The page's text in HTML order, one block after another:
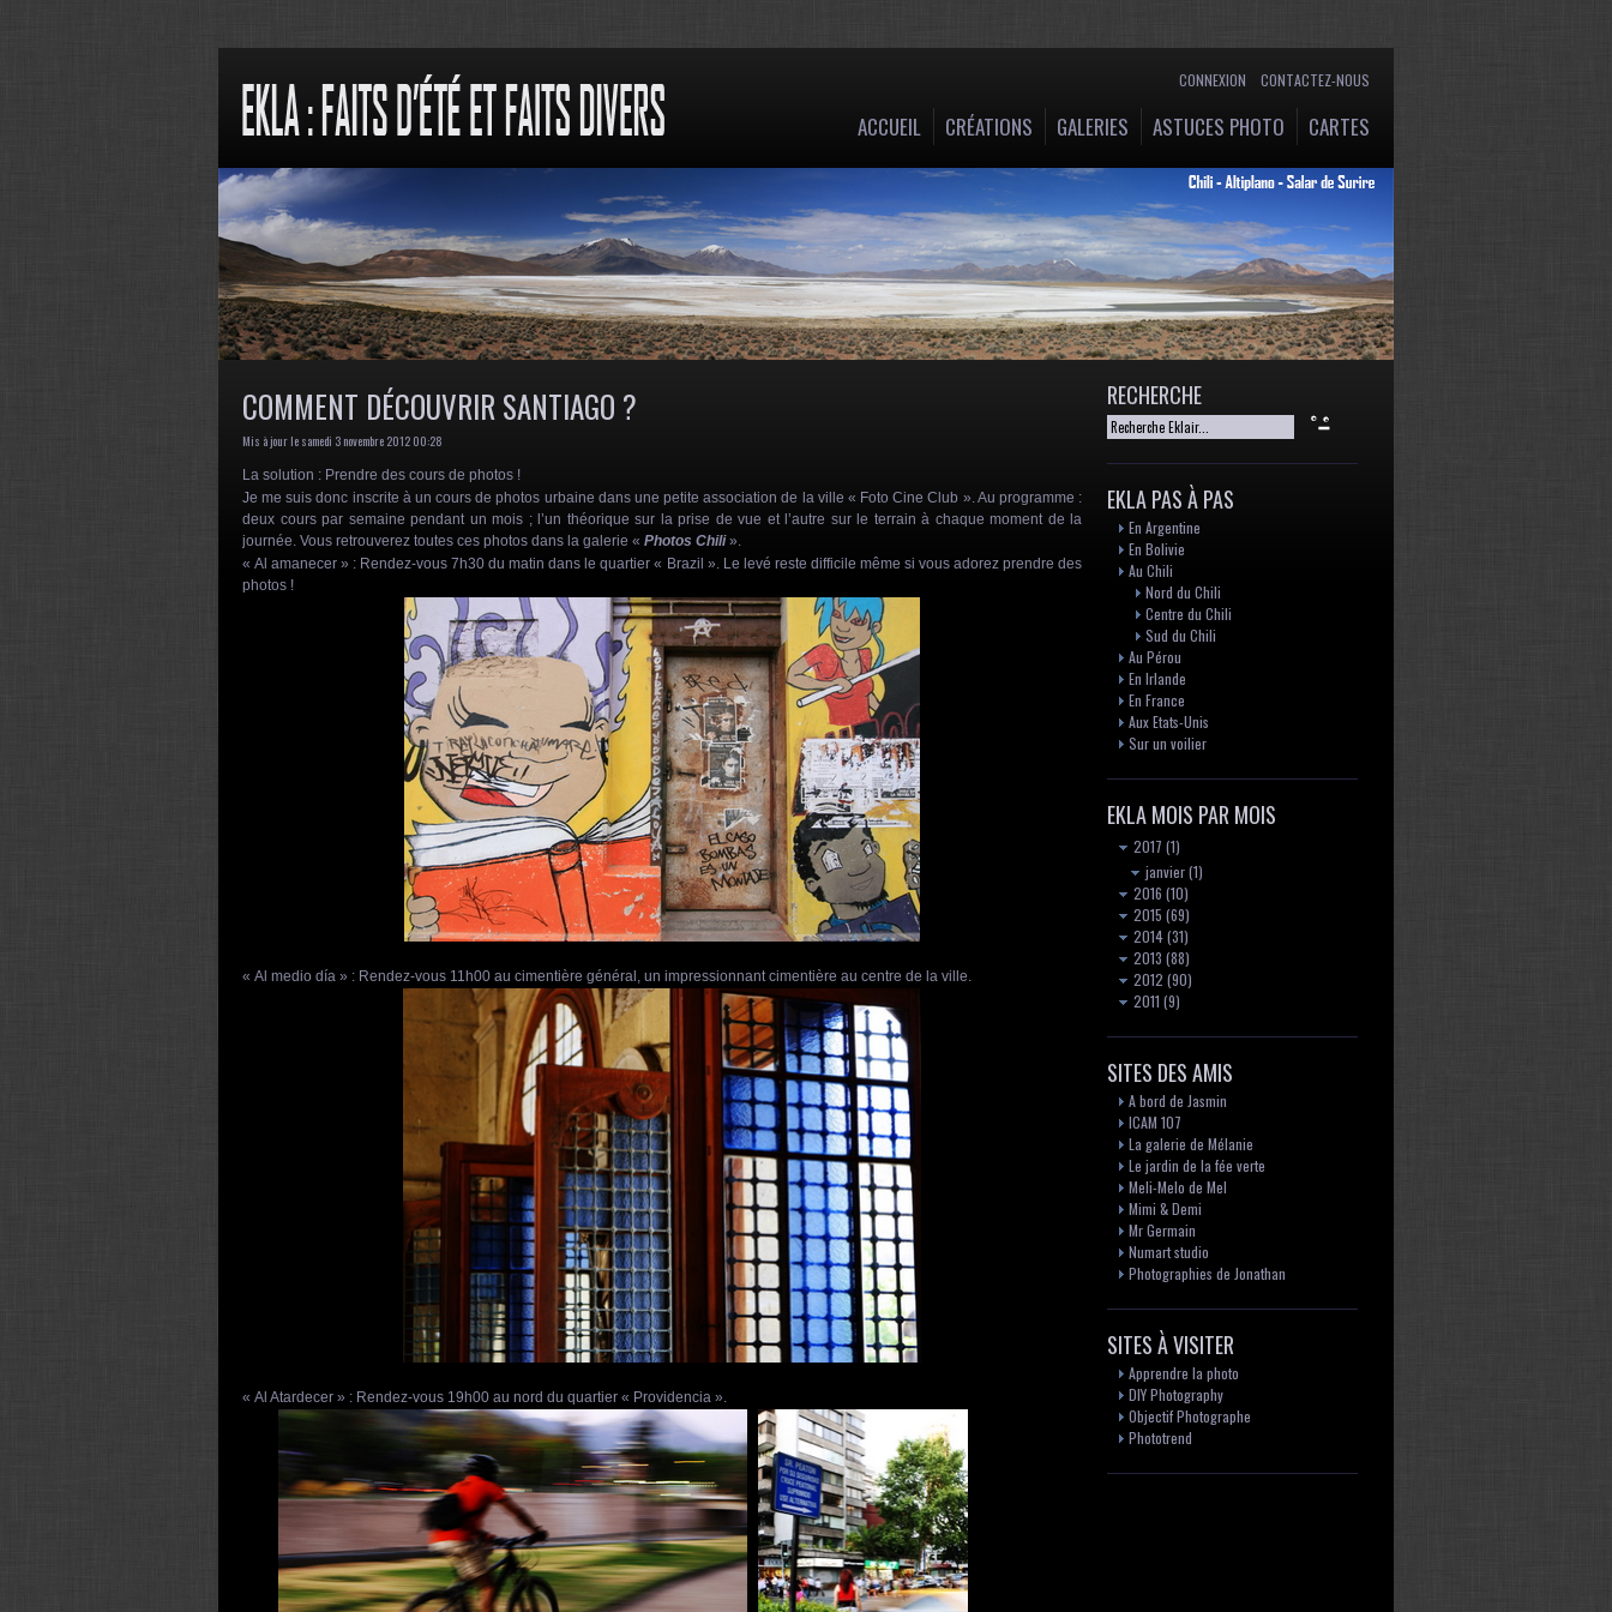
CONNEXION CONTACTEZ-NOUS
ACCUEIL CRÉATIONS GALERIES ASTUCES PHOTO CARTES
COMMENT DÉCOUVRIR SANTIAGO ?
Mis à jour le samedi 3 novembre 2012 00:28
La solution : Prendre des cours de photos !
Je me suis donc inscrite à un cours de photos urbaine dans une petite association de la ville « Foto Cine Club ». Au programme :
deux cours par semaine pendant un mois ; l’un théorique sur la prise de vue et l’autre sur le terrain à chaque moment de la
journée. Vous retrouverez toutes ces photos dans la galerie « Photos Chili».
« Al amanecer » : Rendez-vous 7h30 du matin dans le quartier « Brazil ». Le levé reste difficile même si vous adorez prendre des
photos !
« Al medio día » : Rendez-vous 11h00 au cimentière général, un impressionnant cimentière au centre de la ville.
« Al Atardecer » : Rendez-vous 19h00 au nord du quartier « Providencia ».
RECHERCHE
EKLA PAS À PAS
En Argentine
En Bolivie
Au Chili
Nord du Chili
Centre du Chili
Sud du Chili
Au Pérou
En Irlande
En France
Aux Etats-Unis
Sur un voilier
EKLA MOIS PAR MOIS
2017 (1)
janvier(1)
2016 (10)
2015 (69)
2014(31)
2013 (88)
2012 (90)
2011 (9)
SITES DES AMIS
A bord de Jasmin
ICAM 107
La galerie de Mélanie
Le jardin de la fée verte
Meli-Melo de Mel
Mimi & Demi
Mr Germain
Numart studio
Photographies de Jonathan
SITES À VISITER
Apprendre la photo
DIY Photography
Objectif Photographe
Phototrend